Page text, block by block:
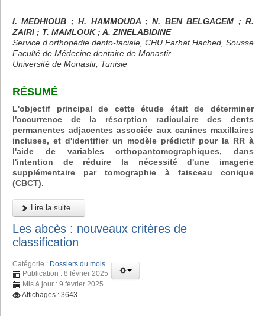
I. MEDHIOUB ; H. HAMMOUDA ; N. BEN BELGACEM ; R.
ZAIRI ; T. MAMLOUK ; A. ZINELABIDINE
Service d’orthopédie dento-faciale, CHU Farhat Hached, Sousse
Faculté de Médecine dentaire de Monastir
Université de Monastir, Tunisie
RÉSUMÉ
L'objectif principal de cette étude était de déterminer
l'occurrence de la résorption radiculaire des dents
permanentes adjacentes associée aux canines maxillaires
incluses, et d'identifier un modèle prédictif pour la RR à
l'aide de variables orthopantomographiques, dans
l'intention de réduire la nécessité d'une imagerie
supplémentaire par tomographie à faisceau conique
(CBCT).
Lire la suite...
Les abcès : nouveaux critères de
classification
Catégorie : Dossiers du mois
Publication : 8 février 2025
Mis à jour : 9 février 2025
Affichages : 3643